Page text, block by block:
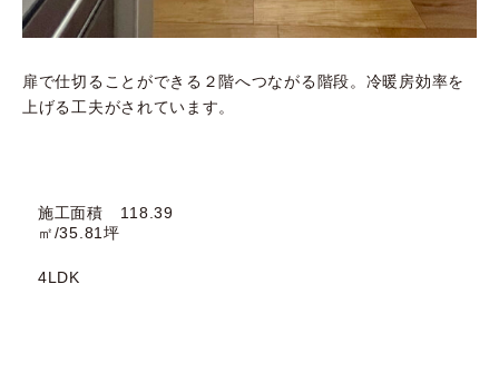
扉で仕切ることができる２階へつながる階段。冷暖房効率を
上げる工夫がされています。
施工面積 118.39
㎡/35.81坪
4LDK